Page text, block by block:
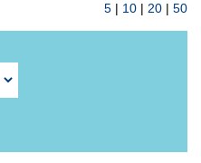
5 | 10 | 20 | 50